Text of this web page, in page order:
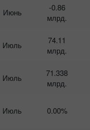
Июнь
-0.86
млрд.
Июль
74.11
млрд.
Июль
71.338
млрд.
Июль 0.00%